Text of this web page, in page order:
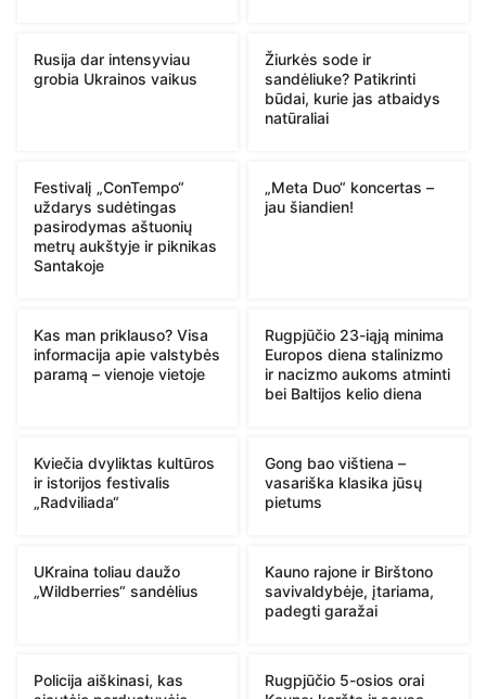
Rusija dar intensyviau
grobia Ukrainos vaikus
Žiurkės sode ir
sandėliuke? Patikrinti
būdai, kurie jas atbaidys
natūraliai
Festivalį „ConTempo“
uždarys sudėtingas
pasirodymas aštuonių
metrų aukštyje ir piknikas
Santakoje
„Meta Duo“ koncertas –
jau šiandien!
Kas man priklauso? Visa
informacija apie valstybės
paramą – vienoje vietoje
Rugpjūčio 23-iąją minima
Europos diena stalinizmo
ir nacizmo aukoms atminti
bei Baltijos kelio diena
Kviečia dvyliktas kultūros
ir istorijos festivalis
„Radviliada“
Gong bao vištiena –
vasariška klasika jūsų
pietums
UKraina toliau daužo
„Wildberries“ sandėlius
Kauno rajone ir Birštono
savivaldybėje, įtariama,
padegti garažai
Policija aiškinasi, kas
Rugpjūčio 5-osios orai